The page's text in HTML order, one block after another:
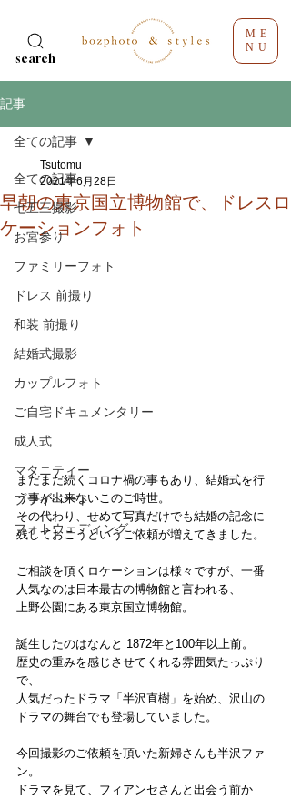
search
ME
NU
記事
全ての記事
七五三撮影
お宮参り
ファミリーフォト
ドレス 前撮り
和装 前撮り
結婚式撮影
カップルフォト
ご自宅ドキュメンタリー
成人式
マタニティー
プライベート
フォトウェディング
全ての記事
早朝の東京国立博物館で、ドレスロ
ケーションフォト
Tsutomu
2021年6月28日
まだまだ続くコロナ禍の事もあり、結婚式を行
う事が出来ないこのご時世。
その代わり、せめて写真だけでも結婚の記念に
残しておこうというご依頼が増えてきました。
ご相談を頂くロケーションは様々ですが、一番
人気なのは日本最古の博物館と言われる、
上野公園にある東京国立博物館。
誕生したのはなんと 1872年と100年以上前。
歴史の重みを感じさせてくれる雰囲気たっぷり
で、
人気だったドラマ「半沢直樹」を始め、沢山の
ドラマの舞台でも登場していました。
今回撮影のご依頼を頂いた新婦さんも半沢ファ
ン。
ドラマを見て、フィアンセさんと出会う前か